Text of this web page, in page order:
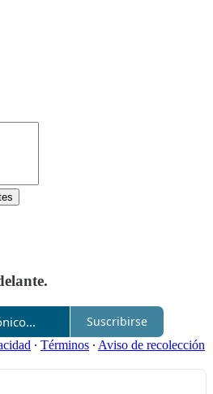
Suscribirse
∙ Términos ∙ Aviso de recolección